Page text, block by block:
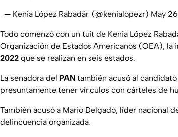
— Kenia López Rabadán (@kenialopezr) May
Todo comenzó con un tuit de Kenia López
Organización de Estados Americanos (OEA), la
2022 que se realizan en seis estados.
La senadora del PAN también acusó al
presuntamente tener vínculos con cárteles de
También acusó a Mario Delgado, líder nacional
delincuencia organizada.